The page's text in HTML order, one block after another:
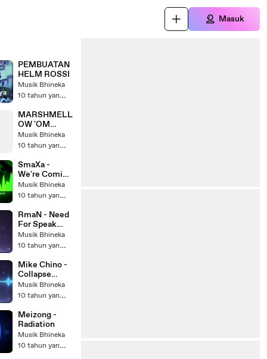
Masuk
PEMBUATAN
HELM ROSSI
Musik Bhineka
10 tahun yang lalu
MARSHMELL
OW 'OM
TELOLET
OM'
Musik Bhineka
10 tahun yang lalu
SmaXa -
We're Coming
In
Musik Bhineka
10 tahun yang lalu
RmaN - Need
For Speak
(with Shirin)
Musik Bhineka
10 tahun yang lalu
Mike Chino -
Collapse
(Original Mix)
Musik Bhineka
10 tahun yang lalu
Meizong -
Radiation
Musik Bhineka
10 tahun yang lalu